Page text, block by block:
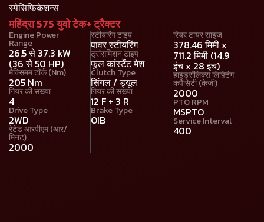
स्पेसिफिकेशन्स
महिंद्रा 575 युवो टेक+ ट्रैक्टर
Engine Power
Range
26.5 से 37.3 kW
(36 से 50 HP)
मैक्सिमम टॉर्क (Nm)
205 Nm
गियर की संख्या
4
Drive Type
2WD
रेटेड आरपीएम (आर/
मिनट)
2000
स्टीयरिंग टाइप
पावर स्टीयरिंग
ट्रांसमिशन टाइप
फूल कांस्टेंट मेश
Clutch Type
सिंगल / ड्यूल
गियर की संख्या
12 F + 3 R
Brake Type
OIB
रियर टायर साइज़
378.46 मिमी x
711.2 मिमी (14.9
इंच x 28 इंच)
हाइड्रॉलिक्स लिफ़्टिंग
कपैसिटी (केजी)
2000
PTO RPM
MSPTO
Service Interval
400